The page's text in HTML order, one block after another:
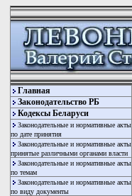
Главная
Законодательство РБ
Кодексы Беларуси
Законодательные и нормативные акты
по дате принятия
Законодательные и нормативные акты
принятые различными органами власти
Законодательные и нормативные акты
по темам
Законодательные и нормативные акты
по виду документы